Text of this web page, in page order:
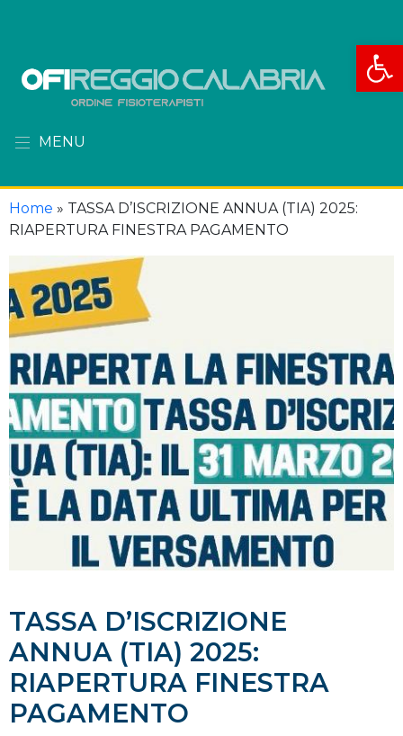
Apri
MENU
Home » TASSA D’ISCRIZIONE ANNUA (TIA) 2025:
RIAPERTURA FINESTRA PAGAMENTO
TASSA D’ISCRIZIONE
ANNUA (TIA) 2025:
RIAPERTURA FINESTRA
PAGAMENTO